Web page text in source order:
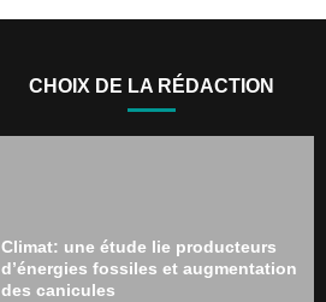
CHOIX DE LA RÉDACTION
Climat: une étude lie producteurs
d’énergies fossiles et augmentation
des canicules